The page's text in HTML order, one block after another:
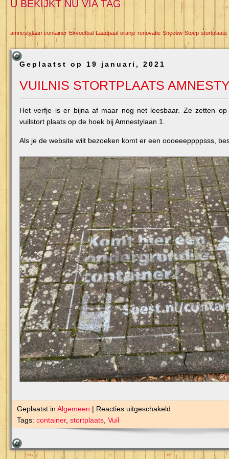
U BEKIJKT NU VIA TAG
amnestylaan container Ekvoetbal Laadpaal oranje renovatie Sneeuw Stoep stortplaats
Geplaatst op 19 januari, 2021
VUILNIS STORTPLAATS
Het verfje is er bijna af maar nog net leesbaar. Ze zetten
vuilstort plaats op de hoek bij Amnestylaan 1.
Als je de website wilt bezoeken komt er een oooeeeppppsss,
Geplaatst in Algemeen | Reacties uitgeschakeld
stortplaats
Tags: container, stortplaats Vuil